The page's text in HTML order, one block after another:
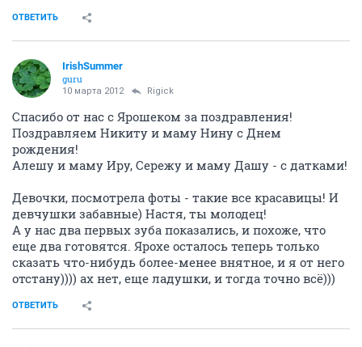
ОТВЕТИТЬ
IrishSummer
guru
10 марта 2012 Rigick
Спасибо от нас с Ярошеком за поздравления!
Поздравляем Никиту и маму Нину с Днем
рождения!
Алешу и маму Иру, Сережу и маму Дашу - с датками!
Девочки, посмотрела фоты - такие все красавицы! И
девчушки забавные) Настя, ты молодец!
А у нас два первых зуба показались, и похоже, что
еще два готовятся. Ярохе осталось теперь только
сказать что-нибудь более-менее внятное, и я от него
отстану)))) ах нет, еще ладушки, и тогда точно всё)))
ОТВЕТИТЬ